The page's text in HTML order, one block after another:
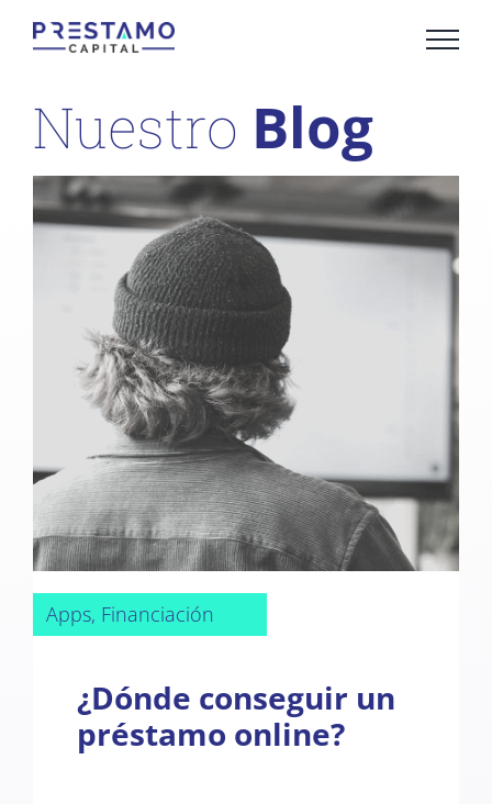
Saltar
Nuestro Blog
Apps, Financiación
¿Dónde conseguir un
préstamo online?